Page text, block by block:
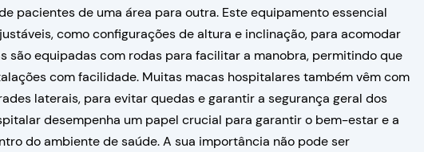
pacientes de uma área para outra. Este equipamento essencial
como configurações de altura e inclinação, para acomodar
são equipadas com rodas para facilitar a manobra, permitindo que
com facilidade. Muitas macas hospitalares também vêm com
laterais, para evitar quedas e garantir a segurança geral dos
desempenha um papel crucial para garantir o bem-estar e a
do ambiente de saúde. A sua importância não pode ser